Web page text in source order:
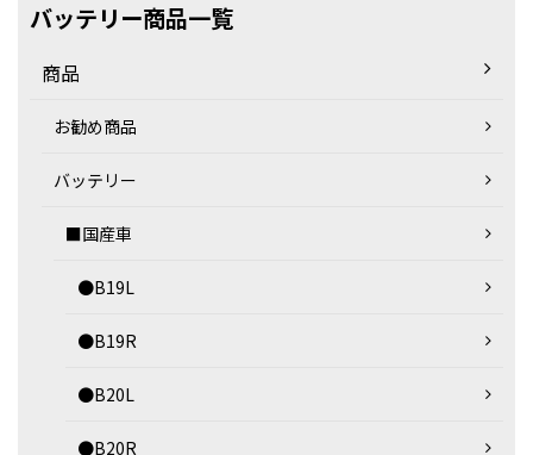
バッテリー商品一覧
商品
お勧め商品
バッテリー
■国産車
●B19L
●B19R
●B20L
●B20R